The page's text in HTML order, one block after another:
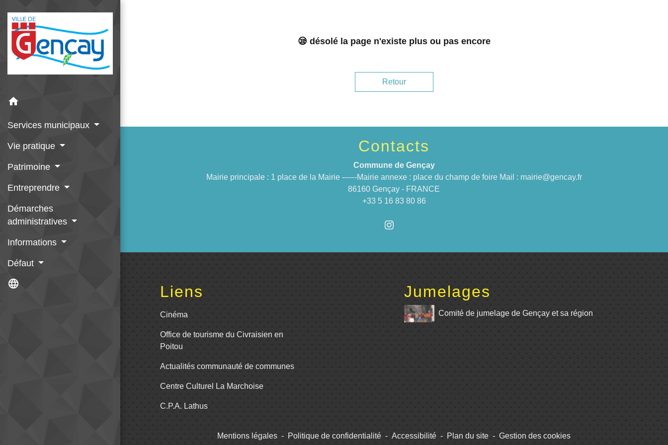
home
Services municipaux
Vie pratique
Patrimoine
Entreprendre
Démarches
administratives
Informations
Défaut
language
😪 désolé la page n'existe plus ou pas encore
Retour
Contacts
Commune de Gençay
Mairie principale : 1 place de la Mairie ------Mairie annexe : place du champ de foire Mail : mairie@gencay.fr
86160 Gençay - FRANCE
+33 5 16 83 80 86
Liens
Cinéma
Office de tourisme du Civraisien en
Poitou
Actualités communauté de communes
Centre Culturel La Marchoise
C.P.A. Lathus
Jumelages
Comité de jumelage de Gençay et sa région
Mentions légales - Politique de confidentialité - Accessibilité - Plan du site - Gestion des cookies